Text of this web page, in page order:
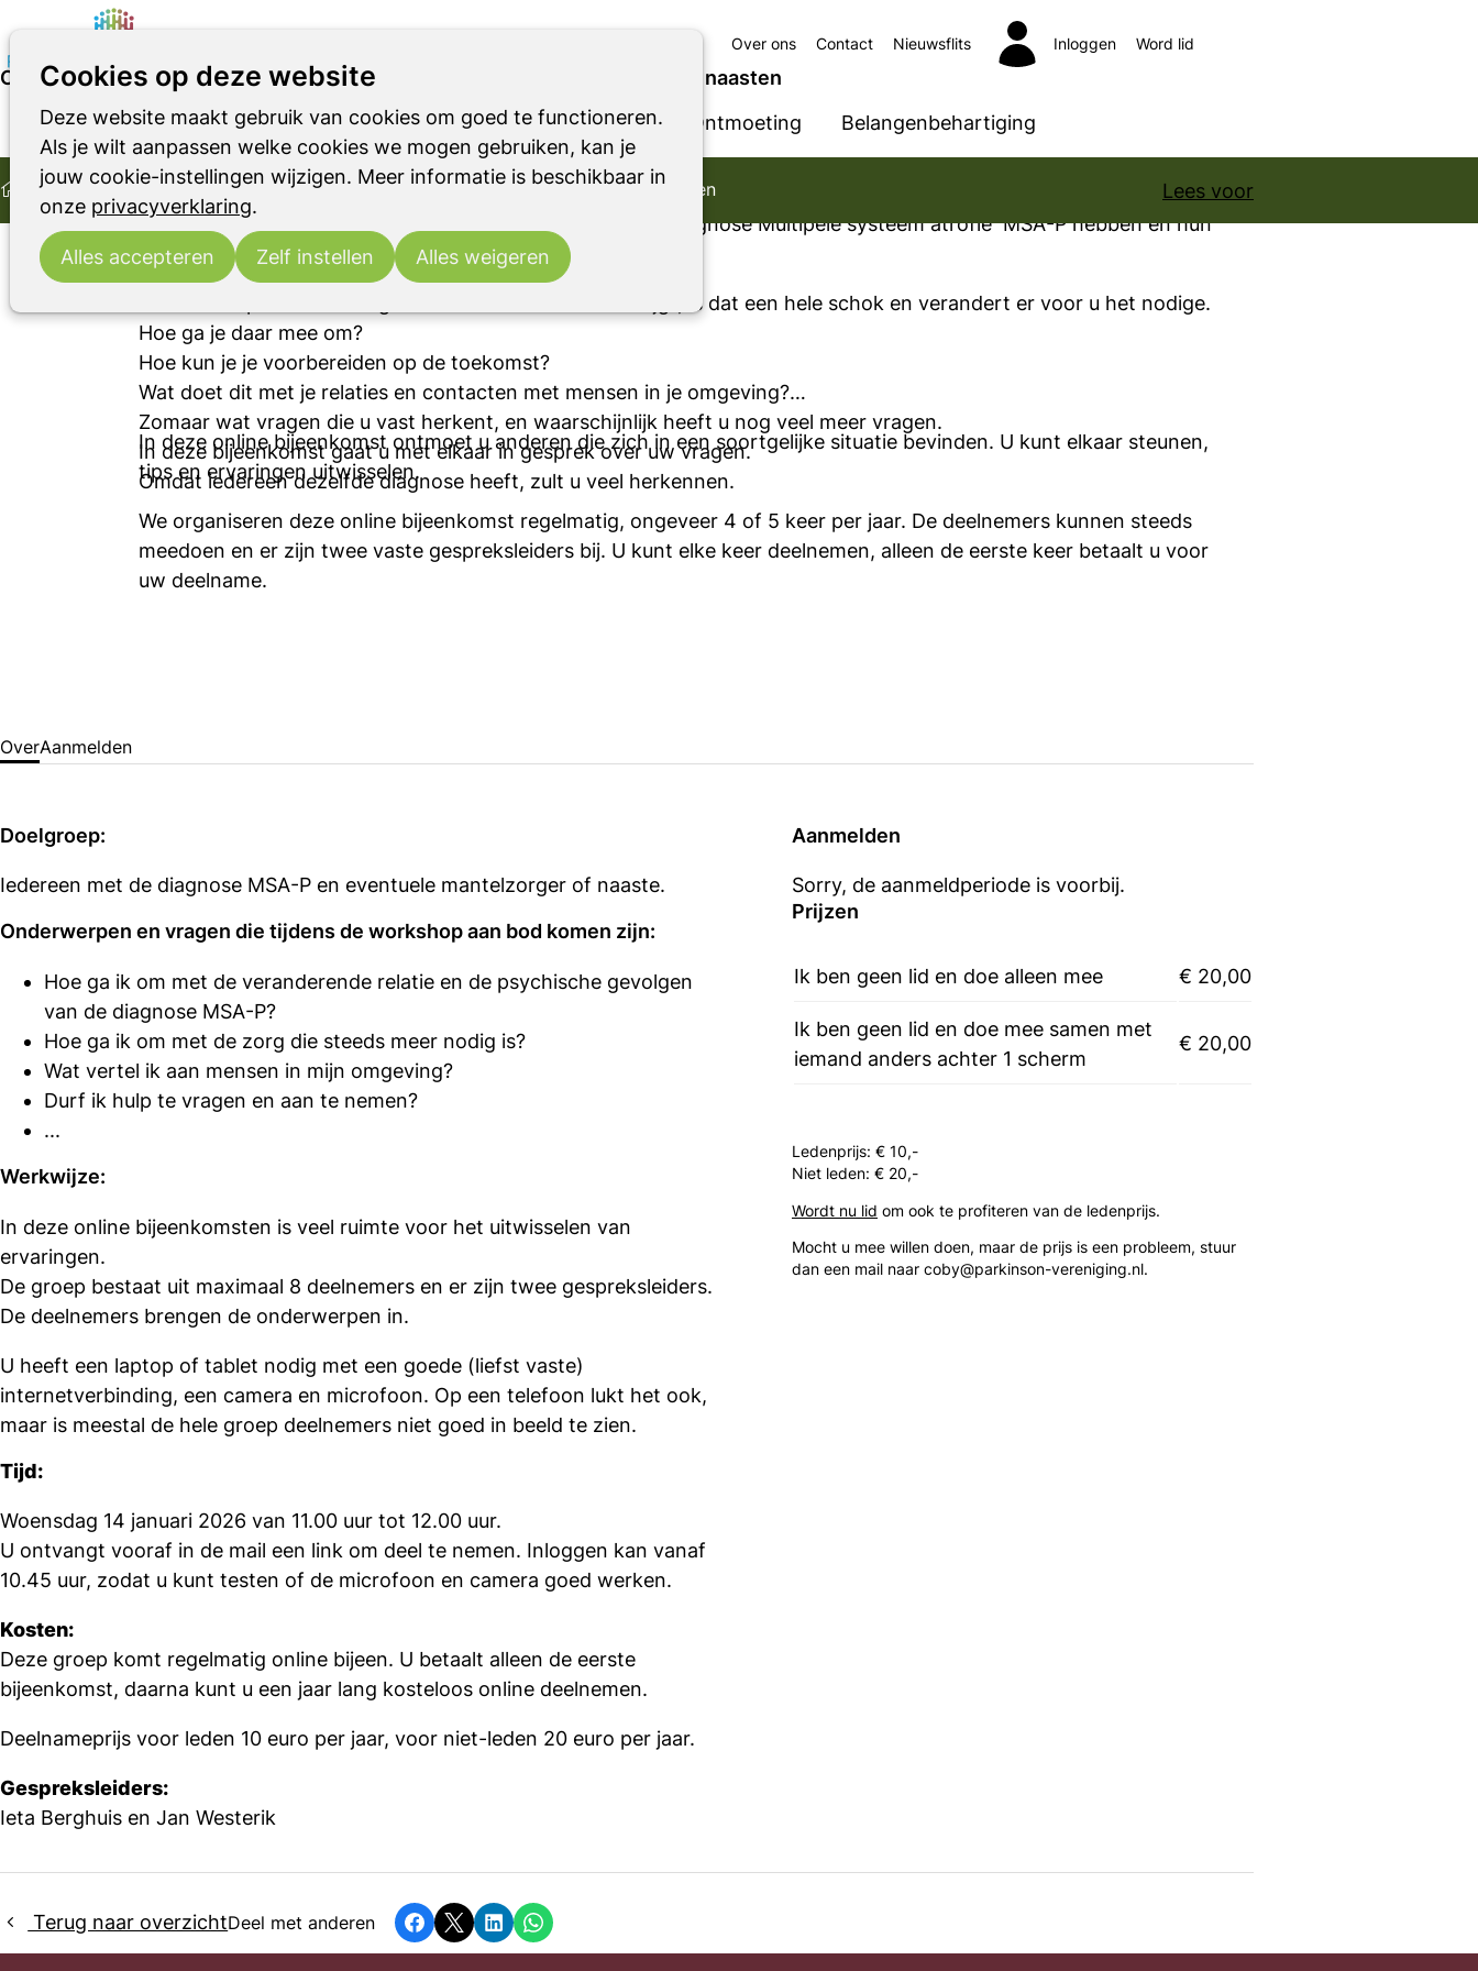
Cookies op deze website
Deze website maakt gebruik van cookies om goed te functioneren.
Als je wilt aanpassen welke cookies we mogen gebruiken, kan je
jouw cookie-instellingen wijzigen. Meer informatie is beschikbaar in
onze privacyverklaring.
Alles accepteren Zelf instellen Alles weigeren
Home
Parkinson Parkinsonismen RBD Ondersteuning Ontmoeting Belangenbehartiging
Over ons Contact Nieuwsflits Inloggen Word lid
Over Online bijeenkomst voor mensen met diagnose MSA-P en eventuele naasten Lees voor
Over Online bijeenkomst voor mensen met diagnose MSA-P en eventuele naasten
wo
14
jan
2026
11:00 - 12:00 Online
Online bijeenkomst voor mensen met diagnose MSA-P en eventuele naasten
Deze online bijeenkomst is exclusief voor mensen die de diagnose Multipele systeem atrofie MSA-P hebben en hun
eventuele naasten.
Als u of uw partner de diagnose Parkinsonisme MSA krijgt, is dat een hele schok en verandert er voor u het nodige.
Hoe ga je daar mee om?
Hoe kun je je voorbereiden op de toekomst?
Wat doet dit met je relaties en contacten met mensen in je omgeving?
Zomaar wat vragen die u vast herkent, en waarschijnlijk heeft u nog veel meer vragen.
In deze bijeenkomst gaat u met elkaar in gesprek over uw vragen.
Omdat iedereen dezelfde diagnose heeft, zult u veel herkennen.
In deze online bijeenkomst ontmoet u anderen die zich in een soortgelijke situatie bevinden. U kunt elkaar steunen,
tips en ervaringen uitwisselen.
We organiseren deze online bijeenkomst regelmatig, ongeveer 4 of 5 keer per jaar. De deelnemers kunnen steeds
meedoen en er zijn twee vaste gespreksleiders bij. U kunt elke keer deelnemen, alleen de eerste keer betaalt u voor
uw deelname.
OverAanmelden
Doelgroep:
Iedereen met de diagnose MSA-P en eventuele mantelzorger of naaste.
Onderwerpen en vragen die tijdens de workshop aan bod komen zijn:
Hoe ga ik om met de veranderende relatie en de psychische gevolgen
van de diagnose MSA-P?
Hoe ga ik om met de zorg die steeds meer nodig is?
Wat vertel ik aan mensen in mijn omgeving?
Durf ik hulp te vragen en aan te nemen?
...
Werkwijze:
In deze online bijeenkomsten is veel ruimte voor het uitwisselen van
ervaringen.
De groep bestaat uit maximaal 8 deelnemers en er zijn twee gespreksleiders.
De deelnemers brengen de onderwerpen in.
U heeft een laptop of tablet nodig met een goede (liefst vaste)
internetverbinding, een camera en microfoon. Op een telefoon lukt het ook,
maar is meestal de hele groep deelnemers niet goed in beeld te zien.
Tijd:
Woensdag 14 januari 2026 van 11.00 uur tot 12.00 uur.
U ontvangt vooraf in de mail een link om deel te nemen. Inloggen kan vanaf
10.45 uur, zodat u kunt testen of de microfoon en camera goed werken.
Kosten:
Deze groep komt regelmatig online bijeen. U betaalt alleen de eerste
bijeenkomst, daarna kunt u een jaar lang kosteloos online deelnemen.
Deelnameprijs voor leden 10 euro per jaar, voor niet-leden 20 euro per jaar.
Gespreksleiders:
Ieta Berghuis en Jan Westerik
Aanmelden
Sorry, de aanmeldperiode is voorbij.
Prijzen
Ik ben geen lid en doe alleen mee € 20,00
Ik ben geen lid en doe mee samen met
iemand anders achter 1 scherm
€ 20,00
Ledenprijs: € 10,-
Niet leden: € 20,-
Wordt nu lid om ook te profiteren van de ledenprijs.
Mocht u mee willen doen, maar de prijs is een probleem, stuur
dan een mail naar coby@parkinson-vereniging.nl.
Deel met anderen Facebook
X LinkedInWhatsapp
Terug naar overzicht